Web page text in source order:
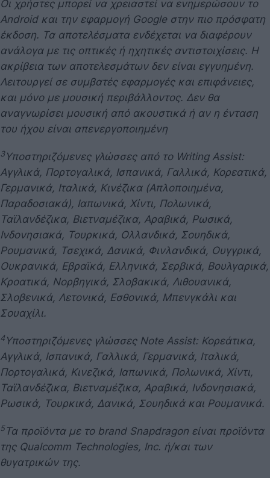
Οι χρήστες μπορεί να χρειαστεί να ενημερώσουν το
Android και την εφαρμογή Google στην πιο πρόσφατη
έκδοση. Τα αποτελέσματα ενδέχεται να διαφέρουν
ανάλογα με τις οπτικές ή ηχητικές αντιστοιχίσεις. Η
ακρίβεια των αποτελεσμάτων δεν είναι εγγυημένη.
Λειτουργεί σε συμβατές εφαρμογές και επιφάνειες,
και μόνο με μουσική περιβάλλοντος. Δεν θα
αναγνωρίσει μουσική από ακουστικά ή αν η ένταση
του ήχου είναι απενεργοποιημένη
3Υποστηριζόμενες γλώσσες από το Writing Assist:
Αγγλικά, Πορτογαλικά, Ισπανικά, Γαλλικά, Κορεατικά,
Γερμανικά, Ιταλικά, Κινέζικα (Απλοποιημένα,
Παραδοσιακά), Ιαπωνικά, Χίντι, Πολωνικά,
Ταϊλανδέζικα, Βιετναμέζικα, Αραβικά, Ρωσικά,
Ινδονησιακά, Τουρκικά, Ολλανδικά, Σουηδικά,
Ρουμανικά, Τσεχικά, Δανικά, Φινλανδικά, Ουγγρικά,
Ουκρανικά, Εβραϊκά, Ελληνικά, Σερβικά, Βουλγαρικά,
Κροατικά, Νορβηγικά, Σλοβακικά, Λιθουανικά,
Σλοβενικά, Λετονικά, Εσθονικά, Μπενγκάλι και
Σουαχίλι.
4 Υποστηριζόμενες γλώσσες Note Assist: Κορεάτικα,
Αγγλικά, Ισπανικά, Γαλλικά, Γερμανικά, Ιταλικά,
Πορτογαλικά, Κινεζικά, Ιαπωνικά, Πολωνικά, Χίντι,
Ταϊλανδέζικα, Βιετναμέζικα, Αραβικά, Ινδονησιακά,
Ρωσικά, Τουρκικά, Δανικά, Σουηδικά και Ρουμανικά.
5 Τα προϊόντα με το brand Snapdragon είναι προϊόντα
της Qualcomm Technologies, Inc. ή/και των
θυγατρικών της.